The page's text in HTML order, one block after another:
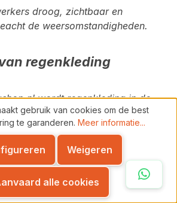
droog, zichtbaar en
de weersomstandigheden.
regenkleding
wordt regenkledingin de
.Bedrukking is uitsluitend mogelijk
grotere oplages, afhankelijk van
en het gebruik. Neem hiervoor
ons op, dan bespreken we de
gebruik van cookies om de best
te garanderen. Meer informatie...
Weigeren
alle cookies